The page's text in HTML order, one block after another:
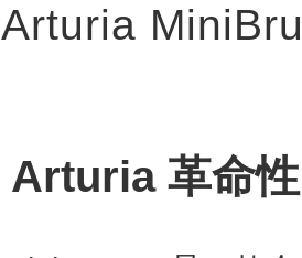
Arturia
Arturia 革命